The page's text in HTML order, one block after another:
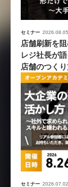
セミナー 2026.08.05
店舗刷新を
レジ社長が
店舗のつく
セミナー 2026.07.02